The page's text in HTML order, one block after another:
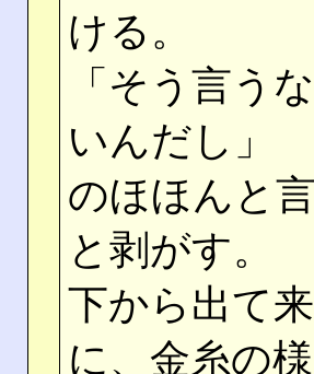
ける。
「そう言う
いんだし」
のほほんと
と剥がす。
下から出て
に、金糸の